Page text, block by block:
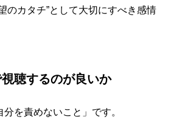
のカタチ”として大切にすべき感情
聴するのが良いか
を責めないこと」です。